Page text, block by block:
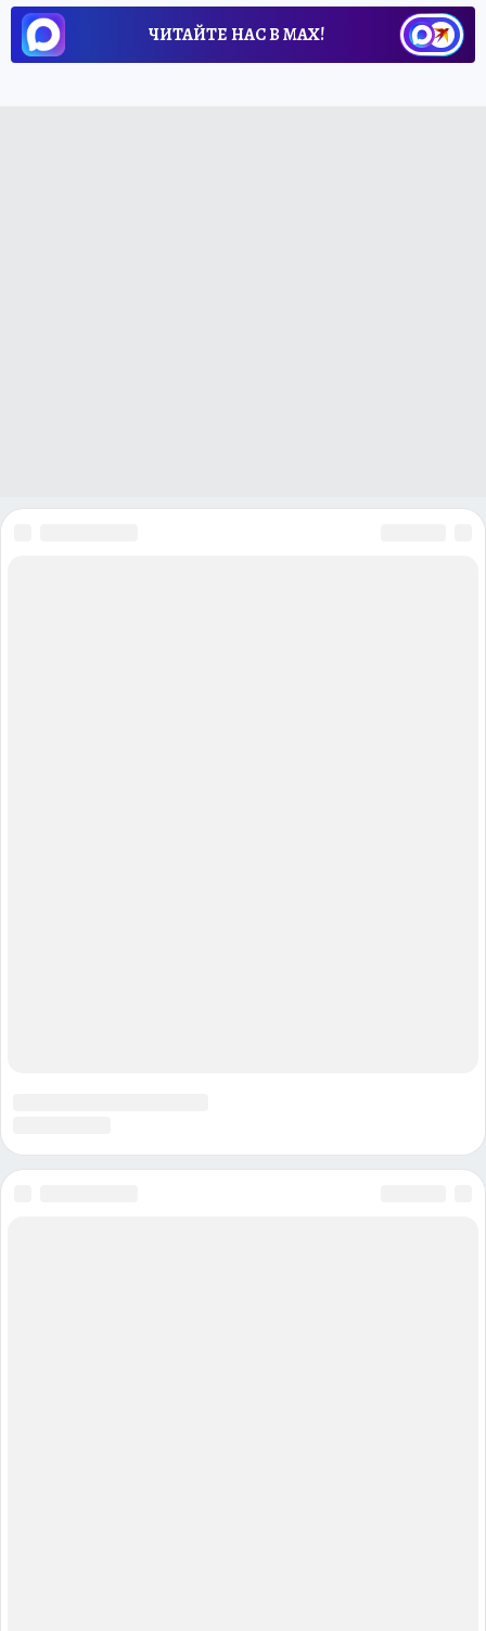
ЧИТАЙТЕ НАС В МАХ!